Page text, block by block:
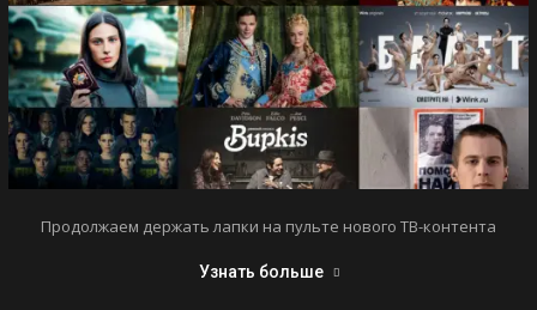
Продолжаем держать лапки на пульте нового ТВ-контента
Узнать больше